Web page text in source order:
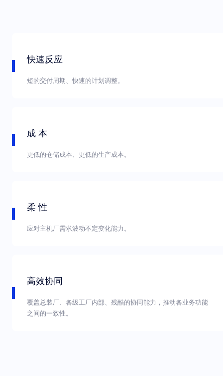
快速反应
短的交付周期、快速的计划调整。
成 本
更低的仓储成本、更低的生产成本。
柔 性
应对主机厂需求波动不定变化能力。
高效协同
覆盖总装厂、各级工厂内部、残酷的协同能力，推动各业务功能
之间的一致性。